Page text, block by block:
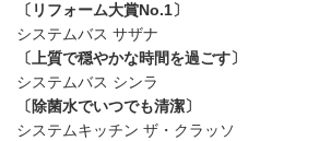
〔リフォーム大賞No.1〕
システムバス サザナ
〔上質で穏やかな時間を過ごす〕
システムバス シンラ
〔除菌水でいつでも清潔〕
システムキッチン ザ・クラッソ